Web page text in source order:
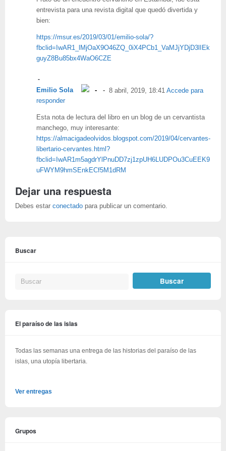
entrevista para una revista digital que quedó divertida y
bien:
https://msur.es/2019/03/01/emilio-sola/?
fbclid=IwAR1_lMjOaX9O46ZQ_0iX4PCb1_VaMJjYDjD3lIEk
guyZ8Bu85bx4WaO6CZE
Emilio Sola 8 abril, 2019, 18:41 Accede para
responder
Esta nota de lectura del libro en un blog de un cervantista
manchego, muy interesante:
https://almacigadeolvidos.blogspot.com/2019/04/cervantes-
libertario-cervantes.html?
fbclid=IwAR1m5agdrYlPnuDD7zj1zpUH6LUDPOu3CuEEK9
uFWYM9hmSEnkECf5M1dRM
Dejar una respuesta
Debes estar conectado para publicar un comentario.
Buscar
El paraíso de las islas
Todas las semanas una entrega de las historias del paraíso de las
islas, una utopía libertaria.
Ver entregas
Grupos